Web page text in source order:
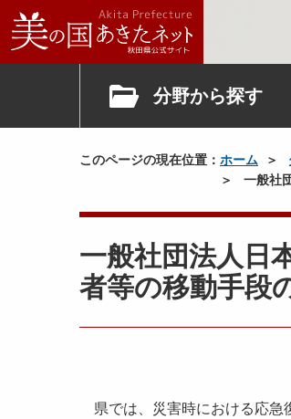
分野から探す
このページの現在位置： ホーム
一般社
一般社団法人日
者等の移動手段
県では、災害時における応急